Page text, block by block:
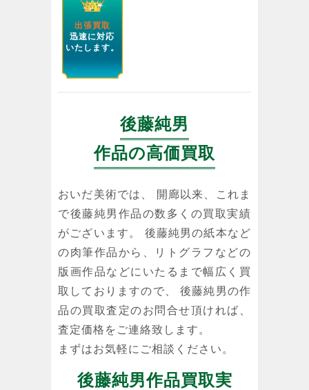
出張買取
迅速に対応
いたします。
後藤純男
作品の高価買取
おいだ美術では、 開廊以来、これま
で後藤純男作品の数多くの買取実績
がございます。 後藤純男の紙本など
の肉筆作品から、リトグラフなどの
版画作品などにいたるまで幅広く買
取しておりますので、 後藤純男の作
品の買取査定のお問合せ頂ければ、
査定価格をご連絡致します。
まずはお気軽にご相談ください。
後藤純男作品買取実